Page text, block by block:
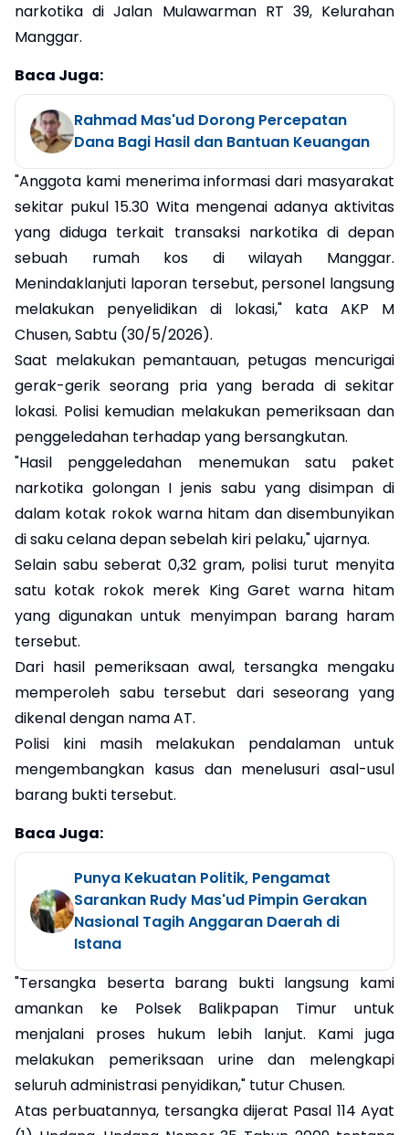
narkotika di Jalan Mulawarman RT 39, Kelurahan
Manggar.
Baca Juga:
Rahmad Mas'ud Dorong Percepatan
Dana Bagi Hasil dan Bantuan Keuangan
"Anggota kami menerima informasi dari masyarakat
sekitar pukul 15.30 Wita mengenai adanya aktivitas
yang diduga terkait transaksi narkotika di depan
sebuah rumah kos di wilayah Manggar.
Menindaklanjuti laporan tersebut, personel langsung
melakukan penyelidikan di lokasi," kata AKP M
Chusen, Sabtu (30/5/2026).
Saat melakukan pemantauan, petugas mencurigai
gerak-gerik seorang pria yang berada di sekitar
lokasi. Polisi kemudian melakukan pemeriksaan dan
penggeledahan terhadap yang bersangkutan.
"Hasil penggeledahan menemukan satu paket
narkotika golongan I jenis sabu yang disimpan di
dalam kotak rokok warna hitam dan disembunyikan
di saku celana depan sebelah kiri pelaku," ujarnya.
Selain sabu seberat 0,32 gram, polisi turut menyita
satu kotak rokok merek King Garet warna hitam
yang digunakan untuk menyimpan barang haram
tersebut.
Dari hasil pemeriksaan awal, tersangka mengaku
memperoleh sabu tersebut dari seseorang yang
dikenal dengan nama AT.
Polisi kini masih melakukan pendalaman untuk
mengembangkan kasus dan menelusuri asal-usul
barang bukti tersebut.
Baca Juga:
Punya Kekuatan Politik, Pengamat
Sarankan Rudy Mas'ud Pimpin Gerakan
Nasional Tagih Anggaran Daerah di
Istana
"Tersangka beserta barang bukti langsung kami
amankan ke Polsek Balikpapan Timur untuk
menjalani proses hukum lebih lanjut. Kami juga
melakukan pemeriksaan urine dan melengkapi
seluruh administrasi penyidikan," tutur Chusen.
Atas perbuatannya, tersangka dijerat Pasal 114 Ayat